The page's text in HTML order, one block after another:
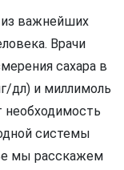
важнейших
Врачи
сахара в
дл) и миллимоль
необходимость
системы
мы расскажем